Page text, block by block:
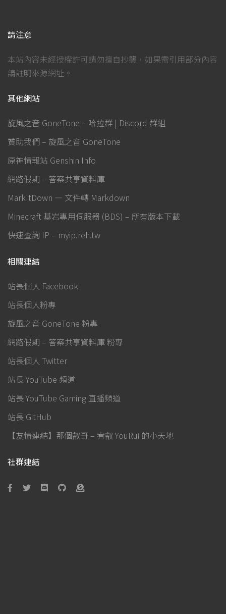
請注意
本站內容未經授權許可請勿擅自抄襲，如果需引用部分內容
請註明來源網址。
其他網站
旋風之音 GoneTone – 哈拉群 | Discord 群組
贊助我們 – 旋風之音 GoneTone
原神情報站 Genshin Info
網路假期 – 答案共享資料庫
MarkItDown — 文件轉 Markdown
Minecraft 基岩專用伺服器 (BDS) – 所有版本下載
快速查詢 IP – myip.reh.tw
相關連結
站長個人 Facebook
站長個人粉專
旋風之音 GoneTone 粉專
網路假期 – 答案共享資料庫 粉專
站長個人 Twitter
站長 YouTube 頻道
站長 YouTube Gaming 直播頻道
站長 GitHub
【友情連結】那個叡哥 – 宥叡 YouRui 的小天地
社群連結